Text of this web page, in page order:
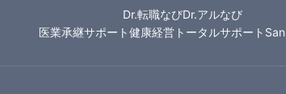
Dr.転職なびDr.アルなび
医業承継サポート健康経営トータルサポート